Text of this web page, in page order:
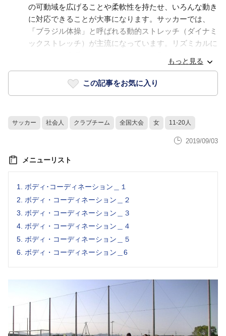
もっと見る
の可動域を広げることや柔軟性を持たせ、いろんな動き
に対応できることが大事になります。サッカーでは、
「ブラジル体操」と呼ばれる動的ストレッチ（ダイナミ
ックストレッチ）が主流になっています。リズミカルに
この記事をお気に入り
サッカー 社会人 クラブチーム 全国大会 女 11-20人
2019/09/03
メニューリスト
1. ボディ･コーディネーション＿１
2. ボディ・コーディネーション＿２
3. ボディ・コーディネーション＿３
4. ボディ・コーディネーション＿４
5. ボディ・コーディネーション＿５
6. ボディ・コーディネーション＿6